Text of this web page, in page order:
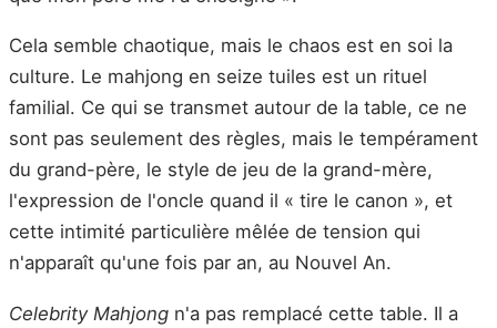
Cela semble chaotique, mais le chaos est en soi la
culture. Le mahjong en seize tuiles est un rituel
familial. Ce qui se transmet autour de la table, ce ne
sont pas seulement des règles, mais le tempérament
du grand-père, le style de jeu de la grand-mère,
l'expression de l'oncle quand il « tire le canon », et
cette intimité particulière mêlée de tension qui
n'apparaît qu'une fois par an, au Nouvel An.
Celebrity Mahjong n'a pas remplacé cette table. Il a